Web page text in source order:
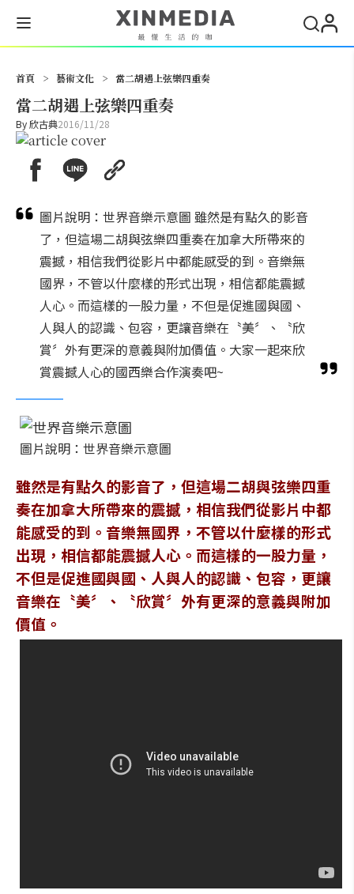
首頁 > 藝術文化 > 當二胡遇上弦樂四重奏
當二胡遇上弦樂四重奏
By欣古典2016/11/28
圖片說明：世界音樂示意圖 雖然是有點久的影音
了，但這場二胡與弦樂四重奏在加拿大所帶來的
震撼，相信我們從影片中都能感受的到。音樂無
國界，不管以什麼樣的形式出現，相信都能震撼
人心。而這樣的一股力量，不但是促進國與國、
人與人的認識、包容，更讓音樂在〝美〞、〝欣
賞〞外有更深的意義與附加價值。大家一起來欣
賞震撼人心的國西樂合作演奏吧~
圖片說明：世界音樂示意圖
雖然是有點久的影音了，但這場二胡與弦樂四重
奏在加拿大所帶來的震撼，相信我們從影片中都
能感受的到。音樂無國界，不管以什麼樣的形式
出現，相信都能震撼人心。而這樣的一股力量，
不但是促進國與國、人與人的認識、包容，更讓
音樂在〝美〞、〝欣賞〞外有更深的意義與附加
價值。